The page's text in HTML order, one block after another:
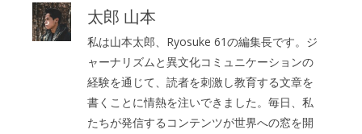
太郎 山本
私は山本太郎、Ryosuke 61の編集長です。ジ
ャーナリズムと異文化コミュニケーションの
経験を通じて、読者を刺激し教育する文章を
書くことに情熱を注いできました。毎日、私
たちが発信するコンテンツが世界への窓を開